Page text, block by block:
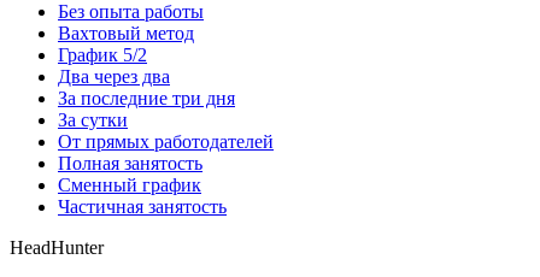
Без опыта работы
Вахтовый метод
График 5/2
Два через два
За последние три дня
За сутки
От прямых работодателей
Полная занятость
Сменный график
Частичная занятость
HeadHunter